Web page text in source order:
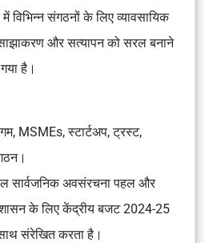
विभिन्न संगठनों के लिए व्यावसायिक
और सत्यापन को सरल बनाने
है।
MSMEs, स्टार्टअप, ट्रस्ट,
सार्वजनिक अवसंरचना पहल और
के लिए केंद्रीय बजट 2024-25
संरेखित करता है।